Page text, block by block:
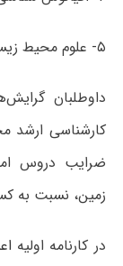
۵- علوم محیط زیست
داوطلبان
کارشناسی ارشد
ضرایب دروس
زمین، نسبت به
در کارنامه اولیه